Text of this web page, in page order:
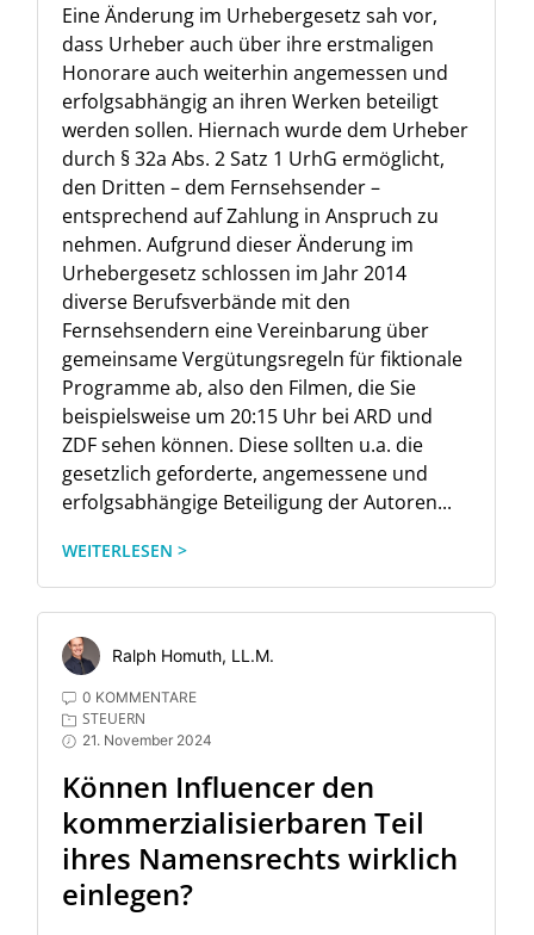
Eine Änderung im Urhebergesetz sah vor,
dass Urheber auch über ihre erstmaligen
Honorare auch weiterhin angemessen und
erfolgsabhängig an ihren Werken beteiligt
werden sollen. Hiernach wurde dem Urheber
durch § 32a Abs. 2 Satz 1 UrhG ermöglicht,
den Dritten – dem Fernsehsender –
entsprechend auf Zahlung in Anspruch zu
nehmen. Aufgrund dieser Änderung im
Urhebergesetz schlossen im Jahr 2014
diverse Berufsverbände mit den
Fernsehsendern eine Vereinbarung über
gemeinsame Vergütungsregeln für fiktionale
Programme ab, also den Filmen, die Sie
beispielsweise um 20:15 Uhr bei ARD und
ZDF sehen können. Diese sollten u.a. die
gesetzlich geforderte, angemessene und
erfolgsabhängige Beteiligung der Autoren...
WEITERLESEN >
Ralph Homuth, LL.M.
0 KOMMENTARE
STEUERN
21. November 2024
Können Influencer den
kommerzialisierbaren Teil
ihres Namensrechts wirklich
einlegen?